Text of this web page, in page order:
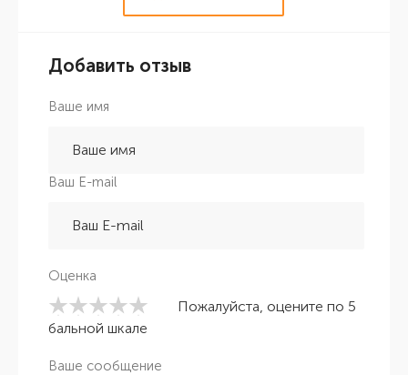
Добавить отзыв
Ваше имя
Ваш E-mail
Оценка
Пожалуйста, оцените по 5
бальной шкале
Ваше сообщение